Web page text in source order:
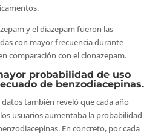
y el diazepam fueron las
con mayor frecuencia durante
comparación con el clonazepam.
probabilidad de uso
de benzodiacepinas.
datos también reveló que cada año
usuarios aumentaba la probabilidad
En concreto, por cada